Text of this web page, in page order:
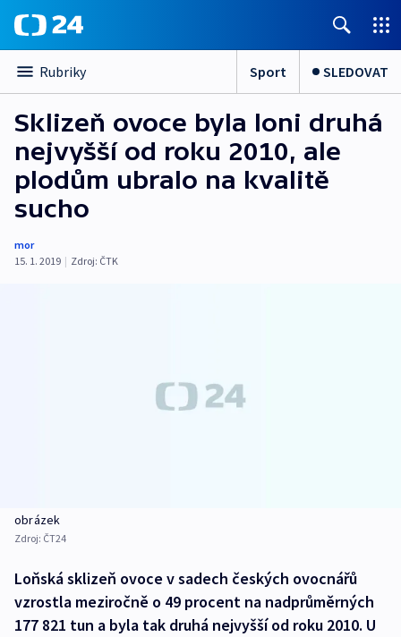
Rubriky Sport SLEDOVAT
Sklizeň ovoce byla loni druhá
nejvyšší od roku 2010, ale
plodům ubralo na kvalitě
sucho
mor
15. 1. 2019 | Zdroj: ČTK
obrázek
Zdroj: ČT24
Loňská sklizeň ovoce v sadech českých ovocnářů
vzrostla meziročně o 49 procent na nadprůměrných
177 821 tun a byla tak druhá nejvyšší od roku 2010. U